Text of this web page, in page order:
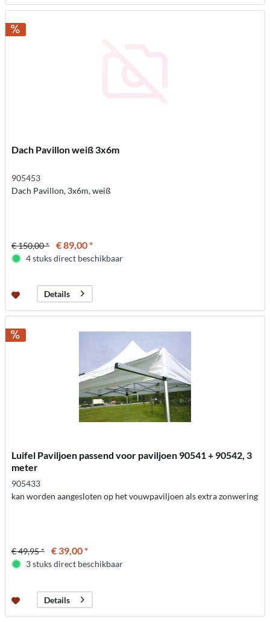
Dach Pavillon weiß 3x6m
905453
Dach Pavillon, 3x6m, weiß
€ 150,00 * € 89,00 *
4 stuks direct beschikbaar
Details
Luifel Paviljoen passend voor paviljoen 90541 + 90542, 3
meter
905433
kan worden aangesloten op het vouwpaviljoen als extra zonwering
€ 49,95 * € 39,00 *
3 stuks direct beschikbaar
Details